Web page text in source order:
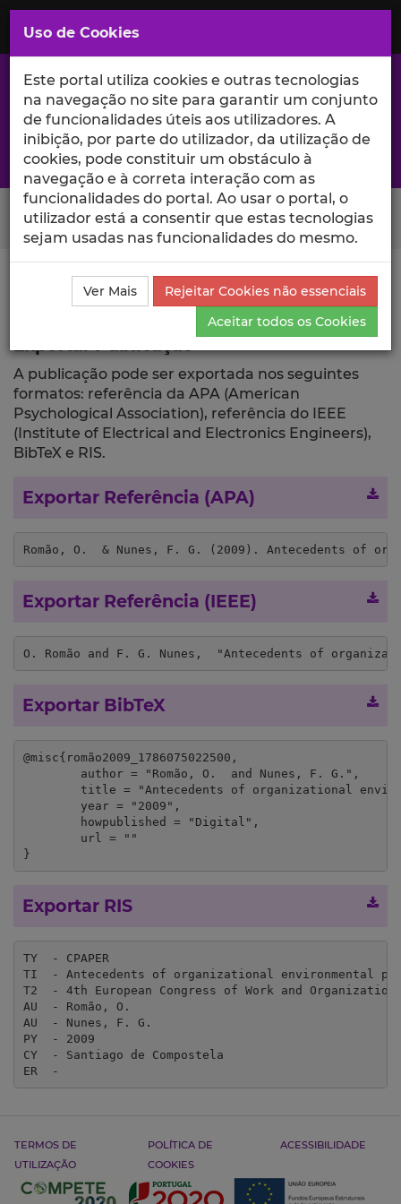
Saltar
para
Conteúdo
Principal
A excelência da investigação e ciência no Iscte
Search Button
Ciência_Iscte Comunicações
Descrição Detalhada
da Comunicação
Exportar
A publicação pode ser exportada nos seguintes
formatos: referência da APA (American
Psychological Association), referência do IEEE
(Institute of Electrical and Electronics Engineers),
BibTeX e RIS.
Exportar Referência (APA)
Romão, O.  & Nunes, F. G. (2009). Antecedents of
Exportar Referência (IEEE)
O. Romão and F. G. Nunes,  "Antecedents of
Exportar BibTeX
@misc{romão2009_1786075022500,
}
Exportar RIS
TY  - CPAPER
TI  - Antecedents of organizational environmental
T2  - 4th European Congress of Work and
AU  - Romão, O.
AU  - Nunes, F. G.
PY  - 2009
CY  - Santiago de Compostela
ER  -
TERMOS DE
UTILIZAÇÃO
POLÍTICA DE
COOKIES
ACESSIBILIDADE
Uso de Cookies
Este portal utiliza cookies e outras tecnologias
na navegação no site para garantir um conjunto
de funcionalidades úteis aos utilizadores. A
inibição, por parte do utilizador, da utilização de
cookies, pode constituir um obstáculo à
navegação e à correta interação com as
funcionalidades do portal. Ao usar o portal, o
utilizador está a consentir que estas tecnologias
sejam usadas nas funcionalidades do mesmo.
Ver Mais
Rejeitar Cookies não essenciais
Aceitar todos os Cookies